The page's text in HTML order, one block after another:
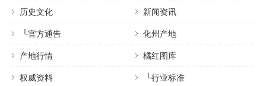
历史文化 新闻资讯
└官方通告 化州产地
产地行情 橘红图库
权威资料 └行业标准